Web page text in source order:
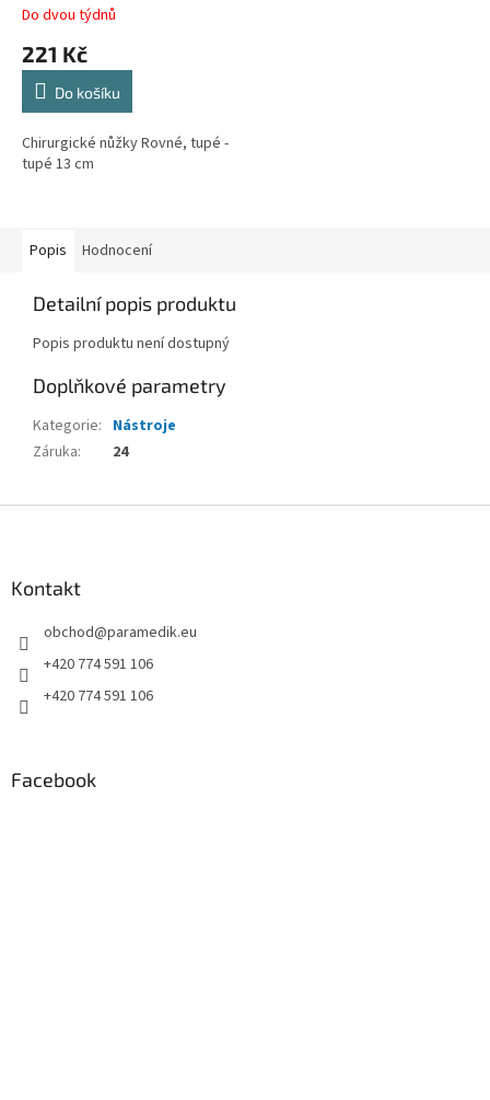
Do dvou týdnů
221 Kč
Do košíku
Chirurgické nůžky Rovné, tupé -
tupé 13 cm
Popis Hodnocení
Detailní popis produktu
Popis produktu není dostupný
Doplňkové parametry
Kategorie: Nástroje
Záruka: 24
Kontakt
obchod@paramedik.eu
+420 774 591 106
+420 774 591 106
Facebook